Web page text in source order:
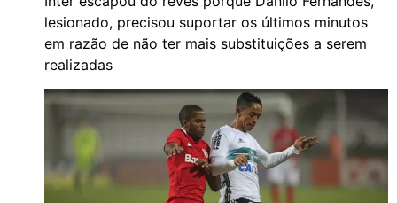
lesionado, precisou suportar os últimos minutos
em razão de não ter mais substituições a serem
realizadas